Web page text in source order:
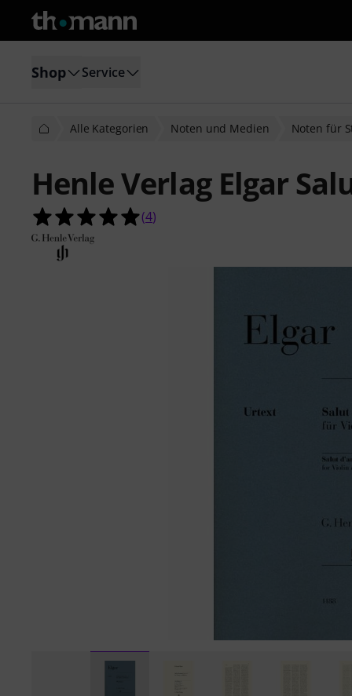
Shop Service
Alle Kategorien Noten und Medien Noten für
Henle Verlag Elgar
5.0 von 5 Sternen aus 4
(4)